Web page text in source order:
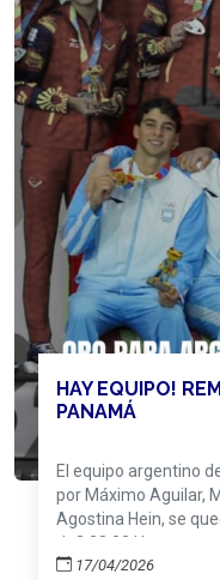
HAY EQUIPO!
PANAMÁ
El equipo argentino
por Máximo Aguilar,
Agostina Hein, se
de3:33.82.Una
con una definición
17/04/2026